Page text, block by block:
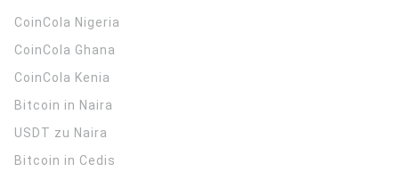
CoinCola Nigeria
CoinCola Ghana
CoinCola Kenia
Bitcoin in Naira
USDT zu Naira
Bitcoin in Cedis